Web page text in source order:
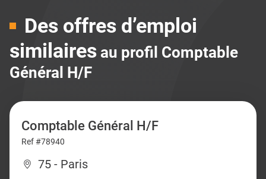
Des offres d’emploi
similaires au profil Comptable
Général H/F
Comptable Général H/F
Ref #78940
75 - Paris